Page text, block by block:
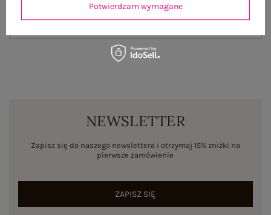
Centrum Logistyczne Nadarzyn
NEWSLETTER
Zapisz się do naszego newslettera i otrzymaj 15% zniżki na
pierwsze zamówienie
ZAPISZ SIĘ
Potwierdzam wymagane